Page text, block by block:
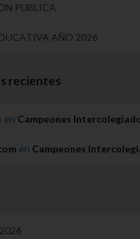
PUBLICA
AÑO 2026
recientes
en Campeones
en Campeones